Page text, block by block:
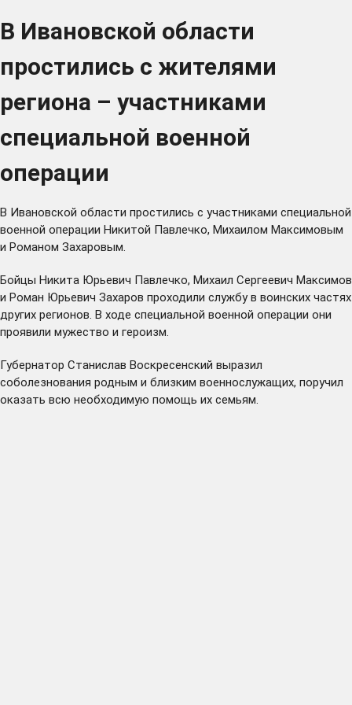
В Ивановской области
простились с жителями
региона – участниками
специальной военной
операции
В Ивановской области простились с участниками специальной
военной операции Никитой Павлечко, Михаилом Максимовым
и Романом Захаровым.
Бойцы Никита Юрьевич Павлечко, Михаил Сергеевич Максимов
и Роман Юрьевич Захаров проходили службу в воинских частях
других регионов. В ходе специальной военной операции они
проявили мужество и героизм.
Губернатор Станислав Воскресенский выразил
соболезнования родным и близким военнослужащих, поручил
оказать всю необходимую помощь их семьям.